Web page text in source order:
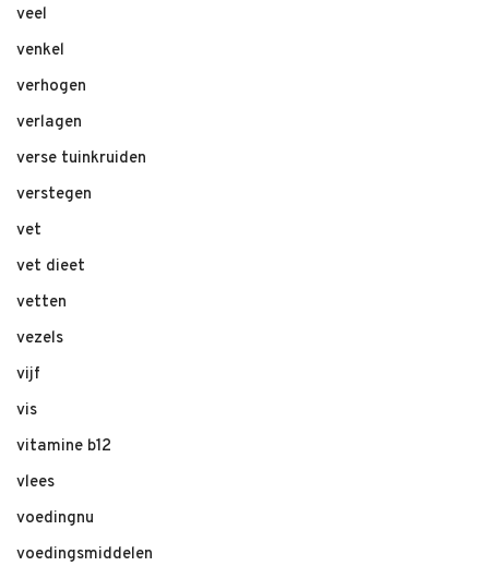
veel
venkel
verhogen
verlagen
verse tuinkruiden
verstegen
vet
vet dieet
vetten
vezels
vijf
vis
vitamine b12
vlees
voedingnu
voedingsmiddelen